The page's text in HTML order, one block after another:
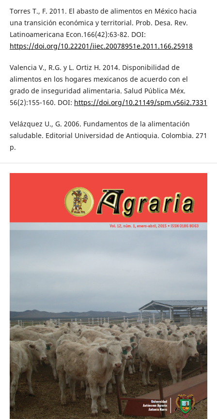
Torres T., F. 2011. El abasto de alimentos en México hacia
una transición económica y territorial. Prob. Desa. Rev.
Latinoamericana Econ.166(42):63-82. DOI:
https://doi.org/10.22201/iiec.20078951e.2011.166.25918
Valencia V., R.G. y L. Ortiz H. 2014. Disponibilidad de
alimentos en los hogares mexicanos de acuerdo con el
grado de inseguridad alimentaria. Salud Pública Méx.
56(2):155-160. DOI: https://doi.org/10.21149/spm.v56i2.7331
Velázquez U., G. 2006. Fundamentos de la alimentación
saludable. Editorial Universidad de Antioquia. Colombia. 271
p.